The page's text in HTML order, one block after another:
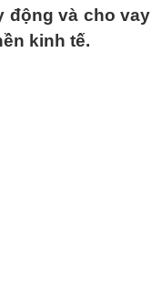
động và cho vay
kinh tế.